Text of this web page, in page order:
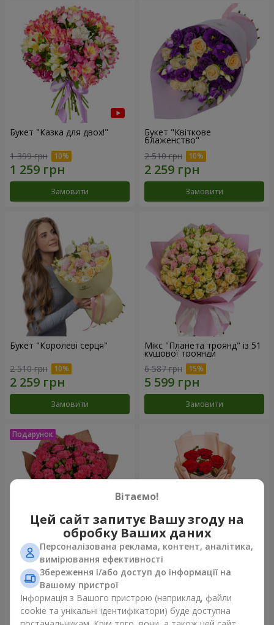
Букет "Казка для двох!"
1 399 грн
Замовити
Букет "Квіткове
блаженство"
2 510 грн
Замовити
Букет "Королеві серця"
2 510 грн
Замовити
Мікс "Планета троянд" із 51
кущової троянди
6 587 грн
Замовити
Букет "Чарівність" з
повітряними кульками
2 624 грн
Замовити
Букет в упаковці "5
червоних троянд"
Замовити
Вітаємо!
Цей сайт запитує Вашу згоду на
обробку Ваших даних
Персоналізована реклама, контент, аналітика,
вимірювання ефективності
Збереження і/або доступ до інформації на
Вашому пристрої
Інформація з Вашого пристрою (наприклад, файли
cookie та унікальні ідентифікатори) буде доступна